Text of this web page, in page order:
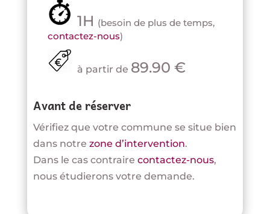
1H (besoin de plus de temps,
contactez-nous)
à partir de 89.90 €
Avant de réserver
Vérifiez que votre commune se situe bien
dans notre zone d’intervention.
Dans le cas contraire contactez-nous,
nous étudierons votre demande.